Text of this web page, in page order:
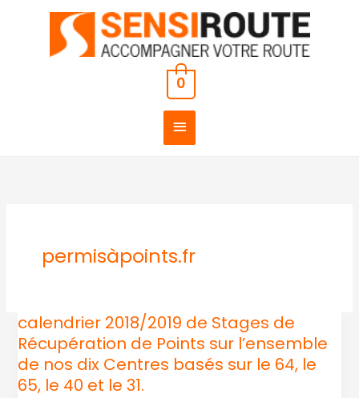
MENU
PRINCIPAL
0
permisàpoints.fr
calendrier 2018/2019 de Stages de
Récupération de Points sur l’ensemble
de nos dix Centres basés sur le 64, le
65, le 40 et le 31.
calendrier
2018/2019
de
Stages